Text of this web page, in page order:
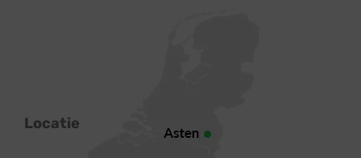
Locatie